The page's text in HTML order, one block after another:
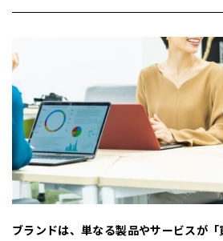
ブランドは、単なる製品やサービスが